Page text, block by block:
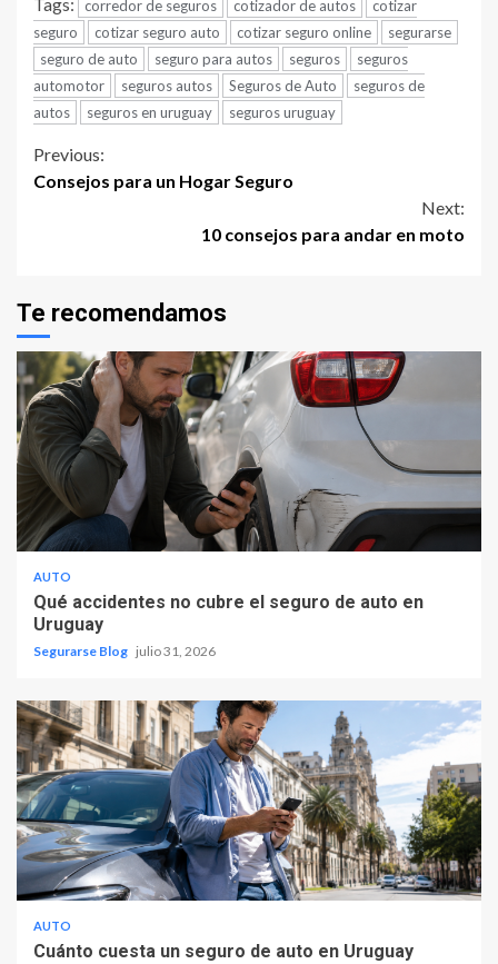
corredor de seguros cotizador de autos
cotizar
seguro
cotizar seguro auto cotizar seguro online
segurarse
seguro de auto
seguro para autos seguros
seguros
automotor
seguros autos Seguros de Auto
seguros de
autos
seguros en uruguay seguros uruguay
Continue
Previous:
Consejos para un Hogar Seguro
Next:
10 consejos para andar en moto
Te recomendamos
AUTO
Qué accidentes no cubre el seguro de auto en
Uruguay
Segurarse Blog julio 31, 2026
AUTO
Cuánto cuesta un seguro de auto en Uruguay